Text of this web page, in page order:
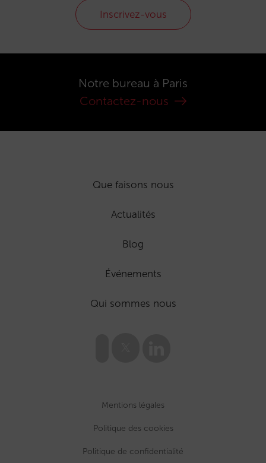
Inscrivez-vous
Notre bureau à Paris
Contactez-nous
Que faisons nous
Actualités
Blog
Événements
Qui sommes nous
Mentions légales
Politique des cookies
Politique de confidentialité